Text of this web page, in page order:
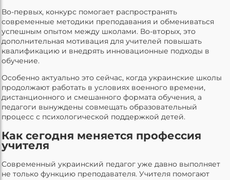
Во-первых, конкурс помогает распространять
современные методики преподавания и обмениваться
успешным опытом между школами. Во-вторых, это
дополнительная мотивация для учителей повышать
квалификацию и внедрять инновационные подходы в
обучение.
Особенно актуально это сейчас, когда украинские школы
продолжают работать в условиях военного времени,
дистанционного и смешанного формата обучения, а
педагоги вынуждены совмещать образовательный
процесс с психологической поддержкой детей.
Как сегодня меняется профессия
учителя
Современный украинский педагог уже давно выполняет
не только функцию преподавателя. Учителя помогают